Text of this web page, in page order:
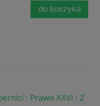
do koszyka
: Prawo XXVI : Z